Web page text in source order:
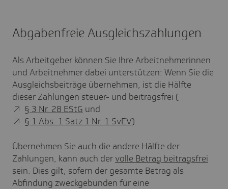
Abgabenfreie Ausgleichszahlungen
Als Arbeitgeber können Sie Ihre Arbeitnehmerinnen
und Arbeitnehmer dabei unterstützen: Wenn Sie die
Ausgleichsbeiträge übernehmen, ist die Hälfte
dieser Zahlungen steuer- und beitragsfrei (
§ 3 Nr. 28 EStG und
§ 1 Abs. 1 Satz 1 Nr. 1 SvEV).
Übernehmen Sie auch die andere Hälfte der
Zahlungen, kann auch der volle Betrag beitragsfrei
sein. Dies gilt, sofern der gesamte Betrag als
Abfindung zweckgebunden für eine